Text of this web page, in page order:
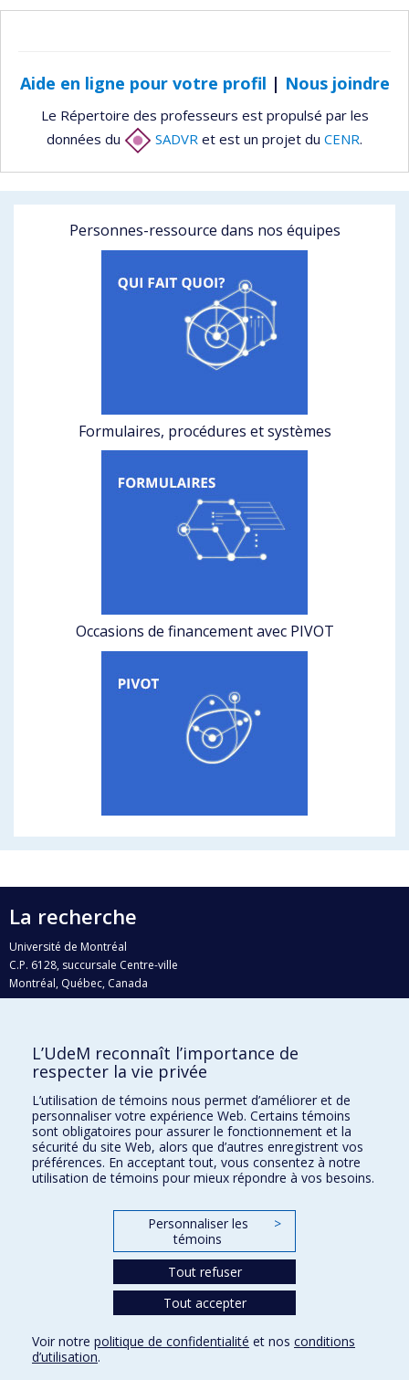
Aide en ligne pour votre profil | Nous joindre
Le Répertoire des professeurs est propulsé par les
données du
SADVR et est un projet du CENR.
Personnes-ressource dans nos équipes
Formulaires, procédures et systèmes
Occasions de financement avec PIVOT
La recherche
Université de Montréal
C.P. 6128, succursale Centre-ville
Montréal, Québec, Canada
H3C 3J7
Qui fait quoi?
Nous trouver
Plan du site
Accessibilité
Conditions d’utilisation
L’UdeM reconnaît l’importance de
respecter la vie privée
L’utilisation de témoins nous permet d’améliorer et de
personnaliser votre expérience Web. Certains témoins
sont obligatoires pour assurer le fonctionnement et la
sécurité du site Web, alors que d’autres enregistrent vos
préférences. En acceptant tout, vous consentez à notre
utilisation de témoins pour mieux répondre à vos besoins.
Personnaliser les
témoins
>
Tout refuser
Tout accepter
Voir notre politique de confidentialité et nos conditions
d’utilisation.